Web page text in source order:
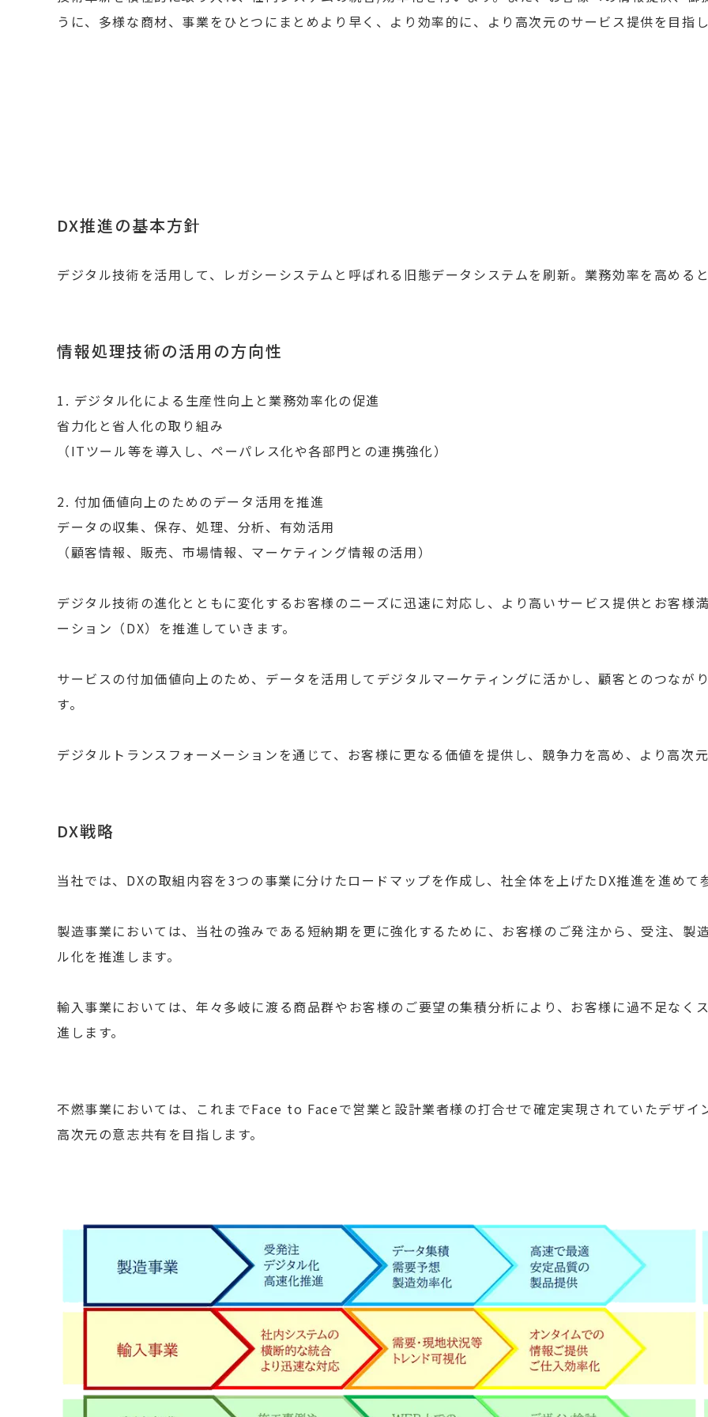
うに、多様な商材、事業をひとつにまとめより早く、より効率的に、より高次元のサービス提供を目指
DX推進の基本方針
デジタル技術を活用して、レガシーシステムと呼ばれる旧態データシステムを刷新。業務効率を高める
情報処理技術の活用の方向性
1. デジタル化による生産性向上と業務効率化の促進
省力化と省人化の取り組み
（ITツール等を導入し、ペーパレス化や各部門との連携強化）
2. 付加価値向上のためのデータ活用を推進
データの収集、保存、処理、分析、有効活用
（顧客情報、販売、市場情報、マーケティング情報の活用）
デジタル技術の進化とともに変化するお客様のニーズに迅速に対応し、より高いサービス提供とお客様
ーション（DX）を推進していきます。
サービスの付加価値向上のため、データを活用してデジタルマーケティングに活かし、顧客とのつなが
す。
デジタルトランスフォーメーションを通じて、お客様に更なる価値を提供し、競争力を高め、より高次
DX戦略
当社では、DXの取組内容を3つの事業に分けたロードマップを作成し、社全体を上げたDX推進を進めて
製造事業においては、当社の強みである短納期を更に強化するために、お客様のご発注から、受注、製
ル化を推進します。
輸入事業においては、年々多岐に渡る商品群やお客様のご要望の集積分析により、お客様に過不足なく
進します。
不燃事業においては、これまでFace to Faceで営業と設計業者様の打合せで確定実現されていたデザ
高次元の意志共有を目指します。